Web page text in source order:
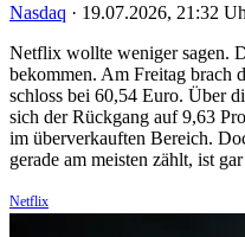
Nasdaq · 19.07.2026, 21:32
Netflix wollte weniger sagen.
bekommen. Am Freitag brach
schloss bei 60,54 Euro. Über
sich der Rückgang auf 9,63
im überverkauften Bereich.
gerade am meisten zählt, ist
Netflix